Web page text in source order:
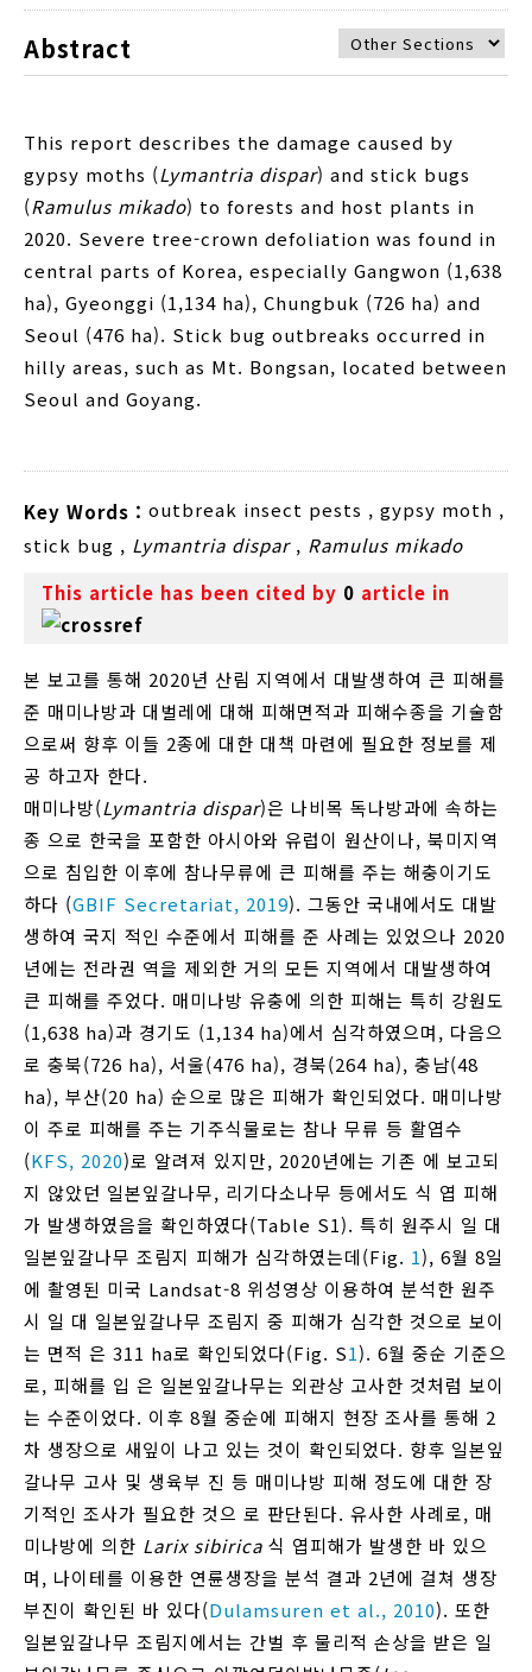
Abstract
This report describes the damage caused by
gypsy moths (Lymantria dispar) and stick bugs
(Ramulus mikado) to forests and host plants in
2020. Severe tree-crown defoliation was found in
central parts of Korea, especially Gangwon (1,638
ha), Gyeonggi (1,134 ha), Chungbuk (726 ha) and
Seoul (476 ha). Stick bug outbreaks occurred in
hilly areas, such as Mt. Bongsan, located between
Seoul and Goyang.
Key Words : outbreak insect pests , gypsy moth ,
stick bug , Lymantria dispar , Ramulus mikado
This article has been cited by 0 article in
본 보고를 통해 2020년 산림 지역에서 대발생하여 큰 피해를
준 매미나방과 대벌레에 대해 피해면적과 피해수종을 기술함
으로써 향후 이들 2종에 대한 대책 마련에 필요한 정보를 제
공 하고자 한다.
매미나방(Lymantria dispar)은 나비목 독나방과에 속하는
종 으로 한국을 포함한 아시아와 유럽이 원산이나, 북미지역
으로 침입한 이후에 참나무류에 큰 피해를 주는 해충이기도
하다 (GBIF Secretariat, 2019). 그동안 국내에서도 대발
생하여 국지 적인 수준에서 피해를 준 사례는 있었으나 2020
년에는 전라권 역을 제외한 거의 모든 지역에서 대발생하여
큰 피해를 주었다. 매미나방 유충에 의한 피해는 특히 강원도
(1,638 ha)과 경기도 (1,134 ha)에서 심각하였으며, 다음으
로 충북(726 ha), 서울(476 ha), 경북(264 ha), 충남(48
ha), 부산(20 ha) 순으로 많은 피해가 확인되었다. 매미나방
이 주로 피해를 주는 기주식물로는 참나 무류 등 활엽수
(KFS, 2020)로 알려져 있지만, 2020년에는 기존 에 보고되
지 않았던 일본잎갈나무, 리기다소나무 등에서도 식 엽 피해
가 발생하였음을 확인하였다(Table S1). 특히 원주시 일 대
일본잎갈나무 조림지 피해가 심각하였는데(Fig. 1), 6월 8일
에 촬영된 미국 Landsat-8 위성영상 이용하여 분석한 원주
시 일 대 일본잎갈나무 조림지 중 피해가 심각한 것으로 보이
는 면적 은 311 ha로 확인되었다(Fig. S1). 6월 중순 기준으
로, 피해를 입 은 일본잎갈나무는 외관상 고사한 것처럼 보이
는 수준이었다. 이후 8월 중순에 피해지 현장 조사를 통해 2
차 생장으로 새잎이 나고 있는 것이 확인되었다. 향후 일본잎
갈나무 고사 및 생육부 진 등 매미나방 피해 정도에 대한 장
기적인 조사가 필요한 것으 로 판단된다. 유사한 사례로, 매
미나방에 의한 Larix sibirica 식 엽피해가 발생한 바 있으
며, 나이테를 이용한 연륜생장을 분석 결과 2년에 걸쳐 생장
부진이 확인된 바 있다(Dulamsuren et al., 2010). 또한
일본잎갈나무 조림지에서는 간벌 후 물리적 손상을 받은 일